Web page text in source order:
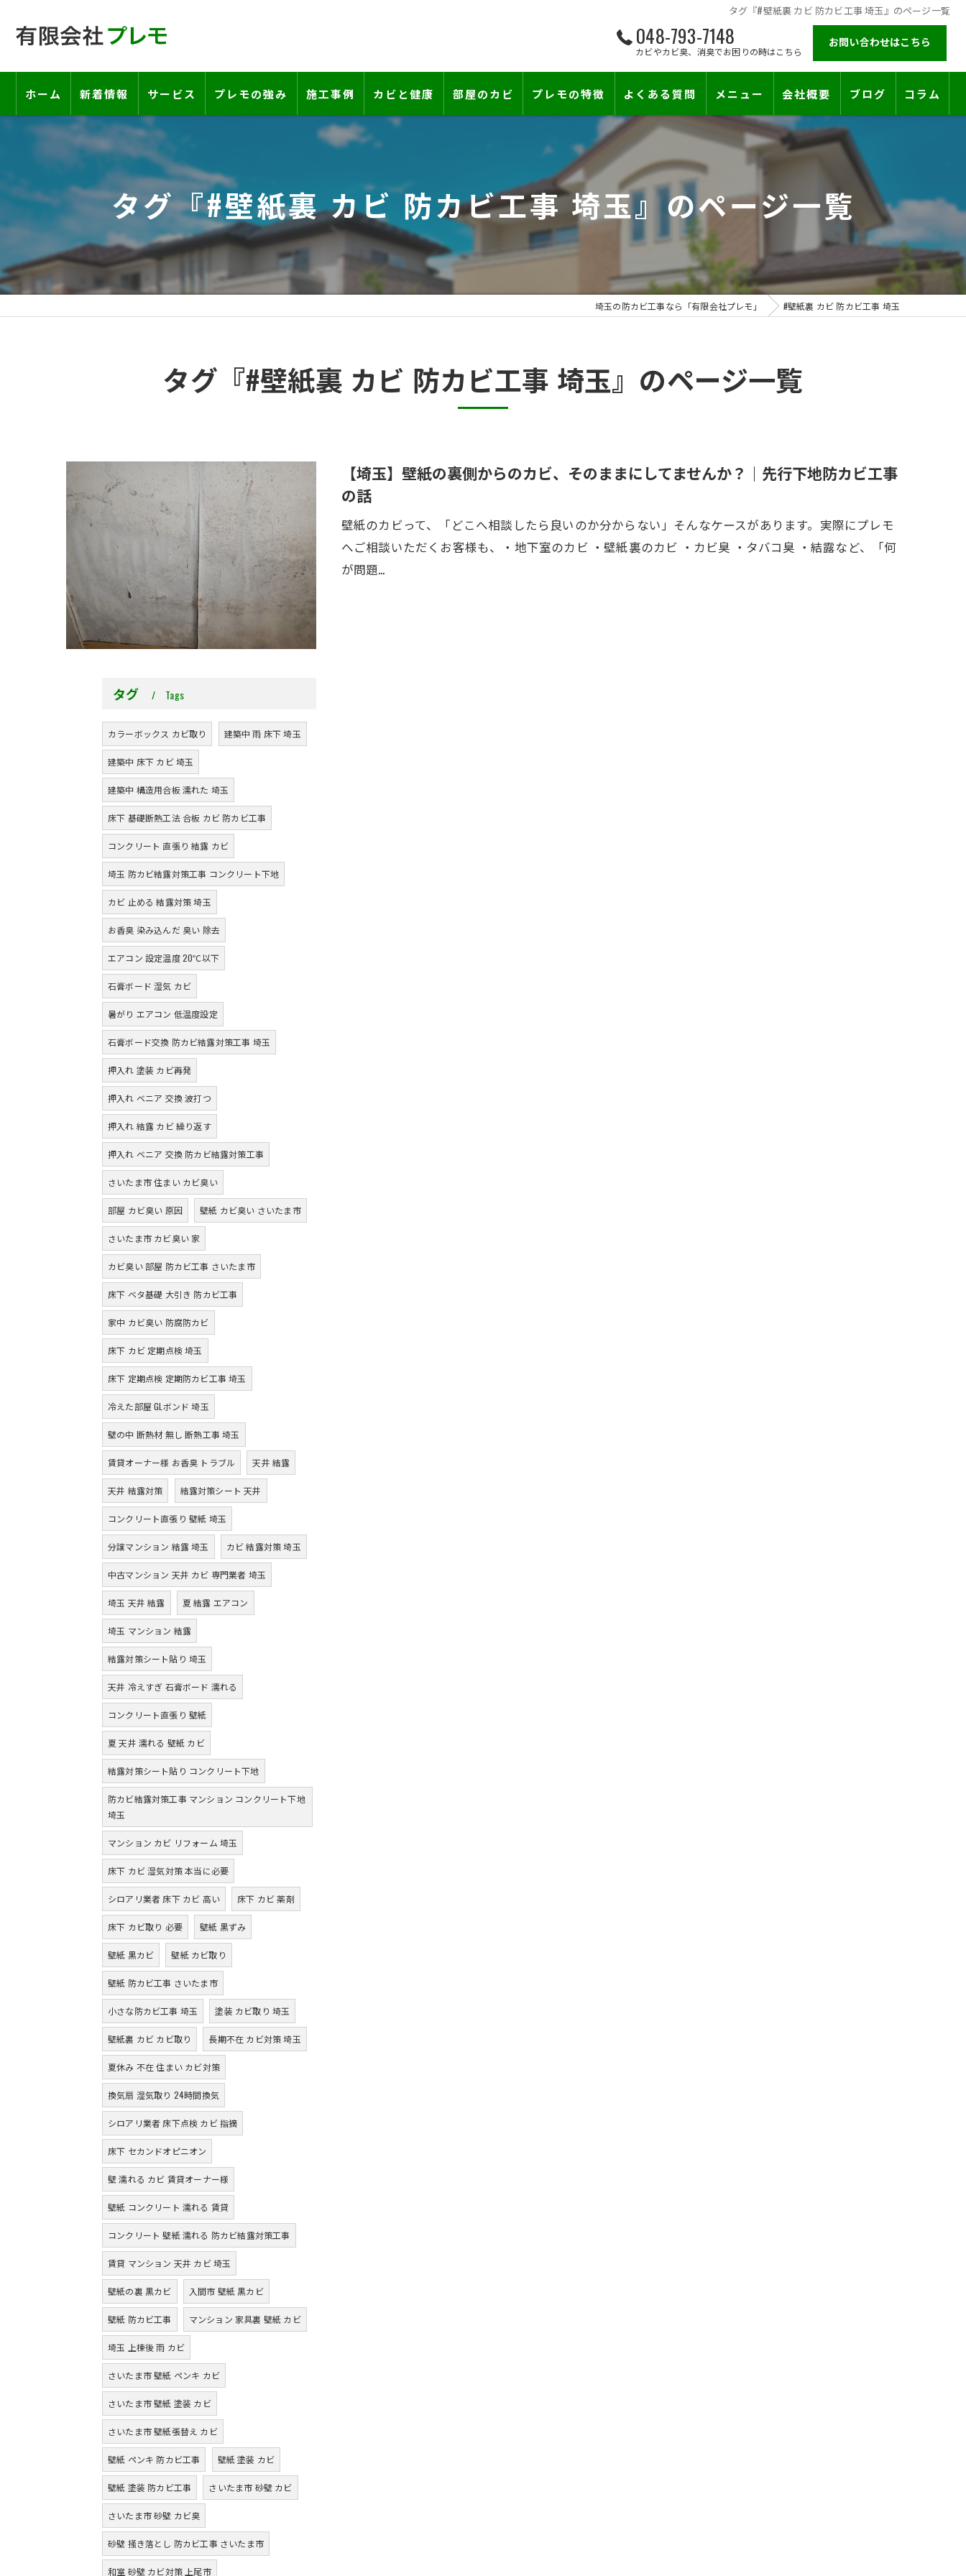
タグ『#壁紙裏 カビ 防カビ工事 埼玉』のページ一覧
048-793-7148
カビやカビ臭、消臭でお困りの時はこちら
お問い合わせはこちら
ホーム 新着情報 サービス
工事の流れ―契約書・保証書について―
お客様の声
プレモの強み 施工事例 カビと健康 部屋のカビ
壁紙下地防カビ工事
壁紙カビ・壁紙下地のカビ
カビと結露対策
カビ臭い部屋
砂壁・珪藻土のカビ
プレモの特徴
床下のカビ
建築中のカビ
漏水事故のカビ
雨漏りによるカビ
コンクリートのカビ
部屋の除菌消臭
よくある質問 メニュー 会社概要
施工対応エリア
ブログ コラム
タグ『#壁紙裏 カビ 防カビ工事 埼玉』のページ一覧
埼玉の防カビ工事なら「有限会社プレモ」 #壁紙裏 カビ 防カビ工事 埼玉
タグ『#壁紙裏 カビ 防カビ工事 埼玉』のページ一覧
【埼玉】壁紙の裏側からのカビ、そのままにしてませんか？｜先行下地防カビ工事
の話
壁紙のカビって、「どこへ相談したら良いのか分からない」そんなケースがあります。実際にプレモ
へご相談いただくお客様も、・地下室のカビ ・壁紙裏のカビ ・カビ臭 ・タバコ臭 ・結露など、「何
が問題…
タグ Tags
カラーボックス カビ取り 建築中 雨 床下 埼玉
建築中 床下 カビ 埼玉
建築中 構造用合板 濡れた 埼玉
床下 基礎断熱工法 合板 カビ 防カビ工事
コンクリート 直張り 結露 カビ
埼玉 防カビ結露対策工事 コンクリート下地
カビ 止める 結露対策 埼玉
お香臭 染み込んだ 臭い 除去
エアコン 設定温度 20℃以下
石膏ボード 湿気 カビ
暑がり エアコン 低温度設定
石膏ボード交換 防カビ結露対策工事 埼玉
押入れ 塗装 カビ再発
押入れ ベニア 交換 波打つ
押入れ 結露 カビ 繰り返す
押入れ ベニア 交換 防カビ結露対策工事
さいたま市 住まい カビ臭い
部屋 カビ臭い 原因 壁紙 カビ臭い さいたま市
さいたま市 カビ臭い 家
カビ臭い 部屋 防カビ工事 さいたま市
床下 ベタ基礎 大引き 防カビ工事
家中 カビ臭い 防腐防カビ
床下 カビ 定期点検 埼玉
床下 定期点検 定期防カビ工事 埼玉
冷えた部屋 GLボンド 埼玉
壁の中 断熱材 無し 断熱工事 埼玉
賃貸オーナー様 お香臭 トラブル 天井 結露
天井 結露対策 結露対策シート 天井
コンクリート直張り 壁紙 埼玉
分譲マンション 結露 埼玉 カビ 結露対策 埼玉
中古マンション 天井 カビ 専門業者 埼玉
埼玉 天井 結露 夏 結露 エアコン
埼玉 マンション 結露
結露対策シート貼り 埼玉
天井 冷えすぎ 石膏ボード 濡れる
コンクリート直張り 壁紙
夏 天井 濡れる 壁紙 カビ
結露対策シート貼り コンクリート下地
防カビ結露対策工事 マンション コンクリート下地
埼玉
マンション カビ リフォーム 埼玉
床下 カビ 湿気対策 本当に必要
シロアリ業者 床下 カビ 高い 床下 カビ 薬剤
床下 カビ取り 必要 壁紙 黒ずみ
壁紙 黒カビ 壁紙 カビ取り
壁紙 防カビ工事 さいたま市
小さな防カビ工事 埼玉 塗装 カビ取り 埼玉
壁紙裏 カビ カビ取り 長期不在 カビ対策 埼玉
夏休み 不在 住まい カビ対策
換気扇 湿気取り 24時間換気
シロアリ業者 床下点検 カビ 指摘
床下 セカンドオピニオン
壁 濡れる カビ 賃貸オーナー様
壁紙 コンクリート 濡れる 賃貸
コンクリート 壁紙 濡れる 防カビ結露対策工事
賃貸 マンション 天井 カビ 埼玉
壁紙の裏 黒カビ 入間市 壁紙 黒カビ
壁紙 防カビ工事 マンション 家具裏 壁紙 カビ
埼玉 上棟後 雨 カビ
さいたま市 壁紙 ペンキ カビ
さいたま市 壁紙 塗装 カビ
さいたま市 壁紙張替え カビ
壁紙 ペンキ 防カビ工事 壁紙 塗装 カビ
壁紙 塗装 防カビ工事 さいたま市 砂壁 カビ
さいたま市 砂壁 カビ臭
砂壁 掻き落とし 防カビ工事 さいたま市
和室 砂壁 カビ対策 上尾市